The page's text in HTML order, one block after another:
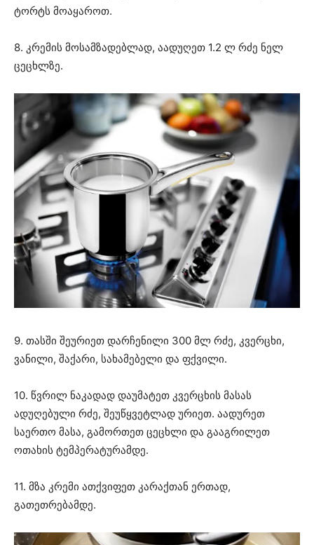
ტორტს მოაყაროთ.
8. კრემის მოსამზადებლად, აადუღეთ 1.2 ლ რძე ნელ
ცეცხლზე.
9. თასში შეურიეთ დარჩენილი 300 მლ რძე, კვერცხი,
ვანილი, შაქარი, სახამებელი და ფქვილი.
10. წვრილ ნაკადად დაუმატეთ კვერცხის მასას
ადუღებული რძე, შეუწყვეტლად ურიეთ. აადურეთ
საერთო მასა, გამორთეთ ცეცხლი და გააგრილეთ
ოთახის ტემპერატურამდე.
11. მზა კრემი ათქვიფეთ კარაქთან ერთად,
გათეთრებამდე.